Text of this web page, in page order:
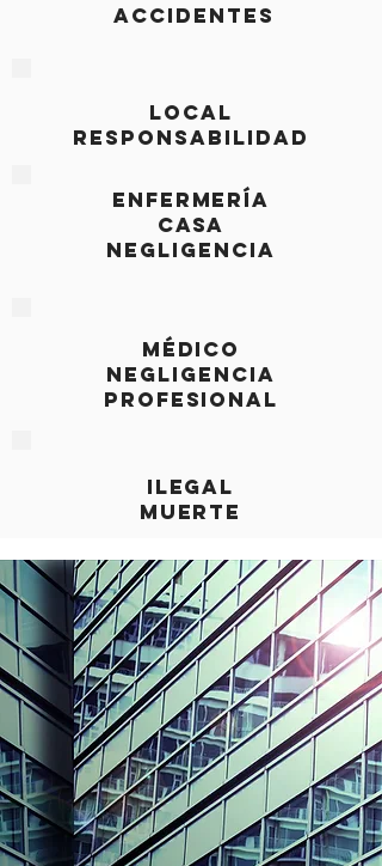
ACCIDENTES
LOCAL
RESPONSABILIDAD
ENFERMERÍA
CASA
NEGLIGENCIA
MÉDICO
NEGLIGENCIA
PROFESIONAL
ILEGAL
MUERTE